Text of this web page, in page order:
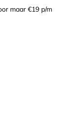
maar €19 p/m